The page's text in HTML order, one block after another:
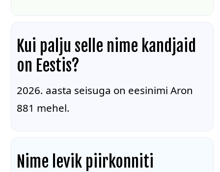
Kui palju selle nime kandjaid
on Eestis?
2026. aasta seisuga on eesinimi Aron
881 mehel.
Nime levik piirkonniti